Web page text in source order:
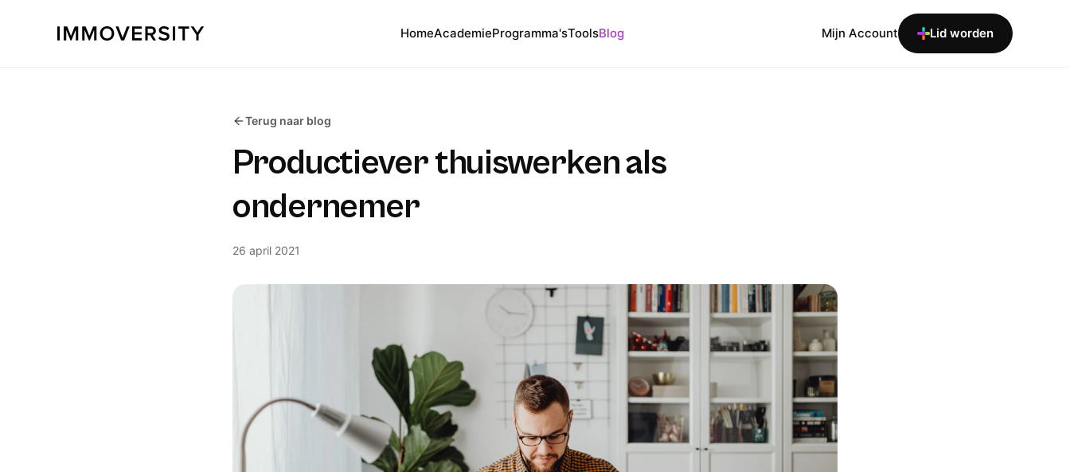
HomeAcademieProgramma'sToolsBlog Mijn Account Lid worden
Terug naar blog
Productiever thuiswerken als
ondernemer
26 april 2021